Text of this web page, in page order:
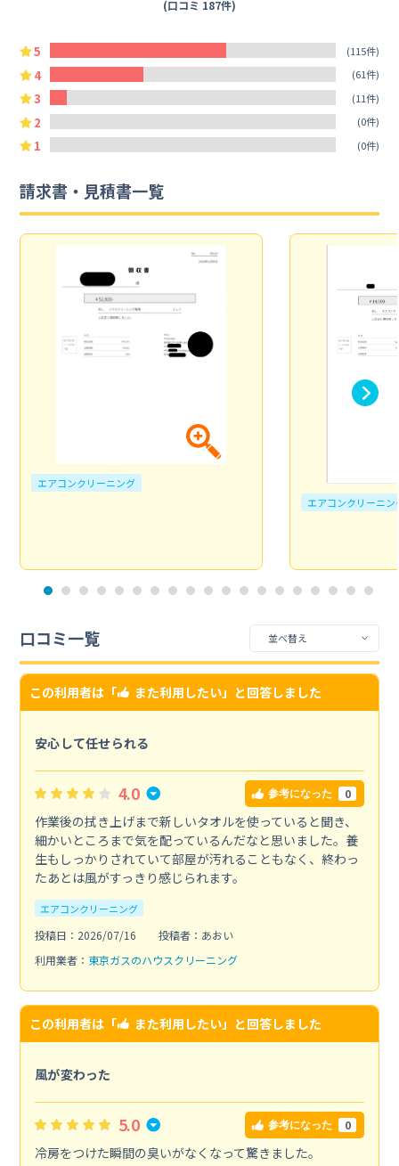
(口コミ 187件)
5 (115件)
4 (61件)
3 (11件)
2 (0件)
1 (0件)
請求書・見積書一覧
エアコンクリーニング
エアコンクリーニン
口コミ一覧
この利用者は「 また利用したい」と回答しました
安心して任せられる
4.0 参考になった 0
作業後の拭き上げまで新しいタオルを使っていると聞き、
細かいところまで気を配っているんだなと思いました。養
生もしっかりされていて部屋が汚れることもなく、終わっ
たあとは風がすっきり感じられます。
エアコンクリーニング
投稿日：2026/07/16
投稿者：あおい
利用業者： 東京ガスのハウスクリーニング
この利用者は「 また利用したい」と回答しました
風が変わった
5.0 参考になった 0
冷房をつけた瞬間の臭いがなくなって驚きました。